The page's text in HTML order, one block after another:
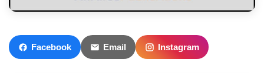
Facebook Email Instagram